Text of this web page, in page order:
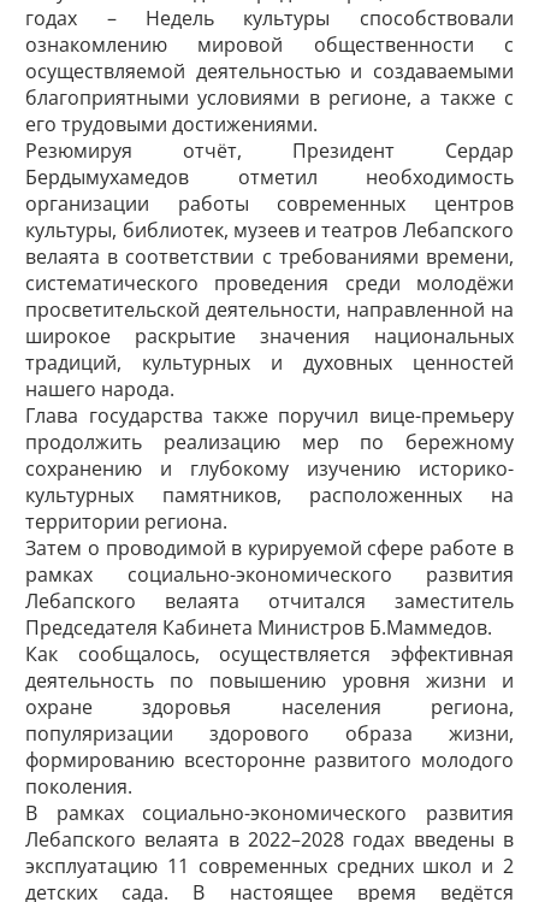
годах – Недель культуры способствовали
ознакомлению мировой общественности с
осуществляемой деятельностью и создаваемыми
благоприятными условиями в регионе, а также с
его трудовыми достижениями.
Резюмируя отчёт, Президент Сердар
Бердымухамедов отметил необходимость
организации работы современных центров
культуры, библиотек, музеев и театров Лебапского
велаята в соответствии с требованиями времени,
систематического проведения среди молодёжи
просветительской деятельности, направленной на
широкое раскрытие значения национальных
традиций, культурных и духовных ценностей
нашего народа.
Глава государства также поручил вице-премьеру
продолжить реализацию мер по бережному
сохранению и глубокому изу­чению историко-
культурных памятников, расположенных на
территории региона.
Затем о проводимой в курируемой сфере работе в
рамках социально-экономического развития
Лебапского велаята отчитался заместитель
Председателя Кабинета Министров Б.Маммедов.
Как сообщалось, осуществляется эффективная
деятельность по повышению уровня жизни и
охране здоровья населения региона,
популяризации здорового образа жизни,
формированию всесторонне развитого молодого
поколения.
В рамках социально-экономического развития
Лебапского велаята в 2022–2028 годах введены в
эксплуатацию 11 современных средних школ и 2
детских сада. В настоящее время ведётся